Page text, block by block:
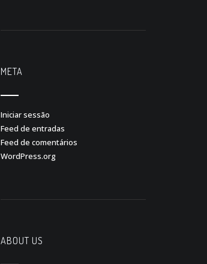
META
Iniciar sessão
Feed de entradas
Feed de comentários
WordPress.org
ABOUT US